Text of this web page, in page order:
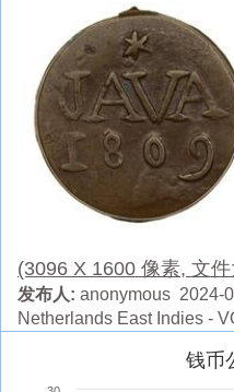
(3096 X 1600 像素, 文
发布人: anonymous 2024-
Netherlands East Indies -